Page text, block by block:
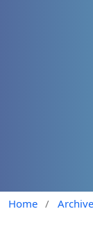
Home /